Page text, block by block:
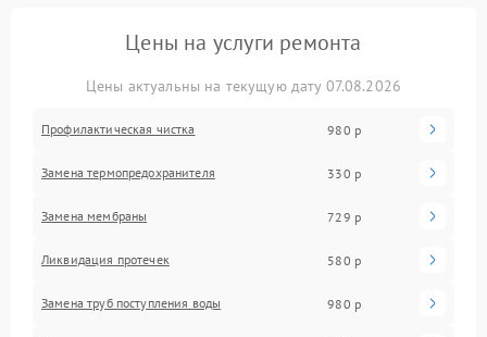
Цены на услуги ремонта
Цены актуальны на текущую дату 07.08.2026
Профилактическая чистка 980 р
Замена термопредохранителя 330 р
Замена мембраны 729 р
Ликвидация протечек 580 р
Замена труб поступления воды 980 р